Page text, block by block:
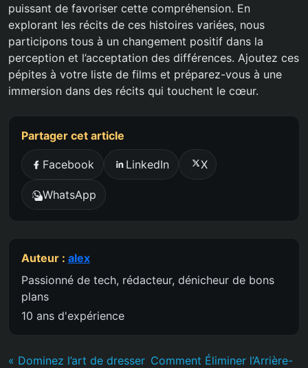
puissant de favoriser cette compréhension. En
explorant les récits de ces histoires variées, nous
participons tous à un changement positif dans la
perception et l’acceptation des différences. Ajoutez ces
pépites à votre liste de films et préparez-vous à une
immersion dans des récits qui touchent le cœur.
Partager cet article
Facebook LinkedIn X
WhatsApp
Auteur : alex
Passionné de tech, rédacteur, dénicheur de bons
plans
10 ans d'expérience
« Dominez l’art de dresser Comment Éliminer l’Arrière-